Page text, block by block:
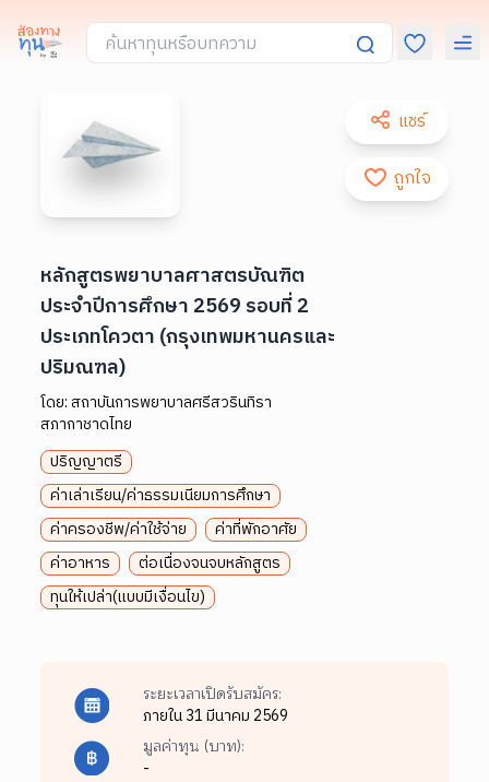
แชร์
ถูกใจ
หลักสูตรพยาบาลศาสตรบัณฑิต
ประจำปีการศึกษา 2569 รอบที่ 2
ประเภทโควตา (กรุงเทพมหานครและ
ปริมณฑล)
โดย:สถาบันการพยาบาลศรีสวรินทิรา
สภากาชาดไทย
ปริญญาตรี
ค่าเล่าเรียน/ค่าธรรมเนียมการศึกษา
ค่าครองชีพ/ค่าใช้จ่าย
ค่าที่พักอาศัย
ค่าอาหาร
ต่อเนื่องจนจบหลักสูตร
ทุนให้เปล่า(แบบมีเงื่อนไข)
ระยะเวลาเปิดรับสมัคร:
ภายใน 31 มีนาคม 2569
มูลค่าทุน (บาท):
-